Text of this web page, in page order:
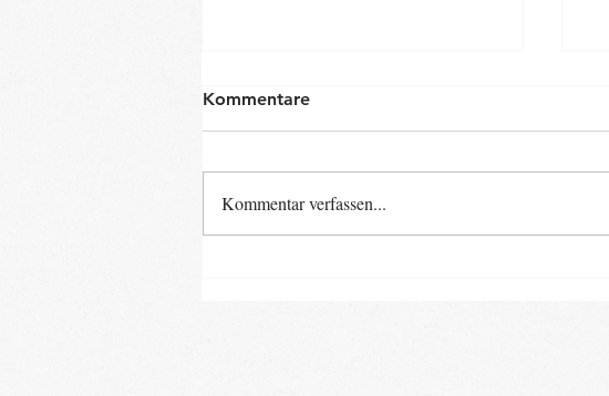
Kommentare
Kommentar verfassen...